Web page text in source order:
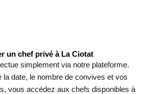
un chef privé à La Ciotat
simplement via notre plateforme.
la date, le nombre de convives et vos
vous accédez aux chefs disponibles à